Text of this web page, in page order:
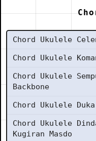
Chord Ukulele
Chord Ukulele
Chord Ukulele
Backbone
Chord Ukulele
Chord Ukulele
Kugiran Masdo